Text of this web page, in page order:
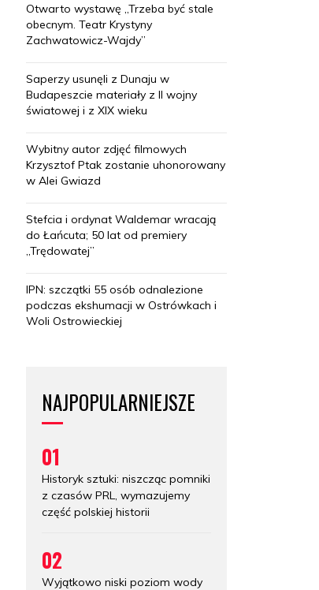
Otwarto wystawę „Trzeba być stale
obecnym. Teatr Krystyny
Zachwatowicz-Wajdy”
Saperzy usunęli z Dunaju w
Budapeszcie materiały z II wojny
światowej i z XIX wieku
Wybitny autor zdjęć filmowych
Krzysztof Ptak zostanie uhonorowany
w Alei Gwiazd
Stefcia i ordynat Waldemar wracają
do Łańcuta; 50 lat od premiery
„Trędowatej”
IPN: szczątki 55 osób odnalezione
podczas ekshumacji w Ostrówkach i
Woli Ostrowieckiej
NAJPOPULARNIEJSZE
01
Historyk sztuki: niszcząc pomniki
z czasów PRL, wymazujemy
część polskiej historii
02
Wyjątkowo niski poziom wody